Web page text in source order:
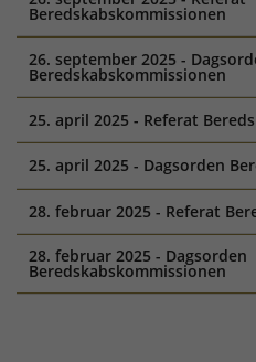
Beredskabskommissionen
26. september 2025 -
Beredskabskommissionen
25. april 2025 - Referat
25. april 2025 - Dagsorden
28. februar 2025 - Referat
28. februar 2025 - Dagsorden
Beredskabskommissionen